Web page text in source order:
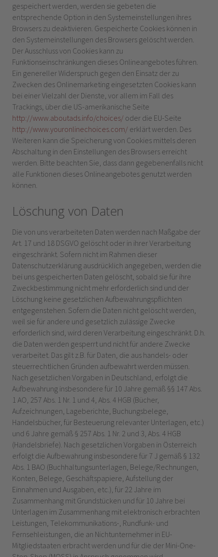
gespeichert werden, werden sie gebeten die
entsprechende Option in den Systemeinstellungen ihres
Browsers zu deaktivieren. Gespeicherte Cookies können in
den Systemeinstellungen des Browsers gelöscht werden.
Der Ausschluss von Cookies kann zu
Funktionseinschränkungen dieses Onlineangebotes führen.
Ein genereller Widerspruch gegen den Einsatz der zu
Zwecken des Onlinemarketing eingesetzten Cookies kann
bei einer Vielzahl der Dienste, vor allem im Fall des
Trackings, über die US-amerikanische Seite
http://www.aboutads.info/choices/ oder die EU-Seite
http://www.youronlinechoices.com/ erklärt werden. Des
Weiteren kann die Speicherung von Cookies mittels deren
Abschaltung in den Einstellungen des Browsers erreicht
werden. Bitte beachten Sie, dass dann gegebenenfalls nicht
alle Funktionen dieses Onlineangebotes genutzt werden
können.
Löschung von Daten
Die von uns verarbeiteten Daten werden nach Maßgabe der
Art. 17 und 18 DSGVO gelöscht oder in ihrer Verarbeitung
eingeschränkt. Sofern nicht im Rahmen dieser
Datenschutzerklärung ausdrücklich angegeben, werden die
bei uns gespeicherten Daten gelöscht, sobald sie für ihre
Zweckbestimmung nicht mehr erforderlich sind und der
Löschung keine gesetzlichen Aufbewahrungspflichten
entgegenstehen. Sofern die Daten nicht gelöscht werden,
weil sie für andere und gesetzlich zulässige Zwecke
erforderlich sind, wird deren Verarbeitung eingeschränkt. D.h.
die Daten werden gesperrt und nicht für andere Zwecke
verarbeitet. Das gilt z.B. für Daten, die aus handels- oder
steuerrechtlichen Gründen aufbewahrt werden müssen.
Nach gesetzlichen Vorgaben in Deutschland, erfolgt die
Aufbewahrung insbesondere für 10 Jahre gemäß §§ 147 Abs.
1 AO, 257 Abs. 1 Nr. 1 und 4, Abs. 4 HGB (Bücher,
Aufzeichnungen, Lageberichte, Buchungsbelege,
Handelsbücher, für Besteuerung relevanter Unterlagen, etc.)
und 6 Jahre gemäß § 257 Abs. 1 Nr. 2 und 3, Abs. 4 HGB
(Handelsbriefe). Nach gesetzlichen Vorgaben in Österreich
erfolgt die Aufbewahrung insbesondere für 7 J gemäß § 132
Abs. 1 BAO (Buchhaltungsunterlagen, Belege/Rechnungen,
Konten, Belege, Geschäftspapiere, Aufstellung der
Einnahmen und Ausgaben, etc.), für 22 Jahre im
Zusammenhang mit Grundstücken und für 10 Jahre bei
Unterlagen im Zusammenhang mit elektronisch erbrachten
Leistungen, Telekommunikations-, Rundfunk- und
Fernsehleistungen, die an Nichtunternehmer in EU-
Mitgliedstaaten erbracht werden und für die der Mini-One-